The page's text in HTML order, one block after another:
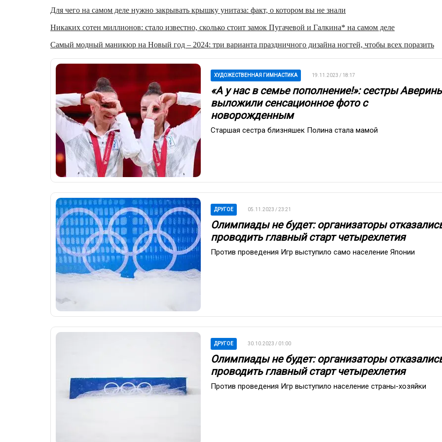
Для чего на самом деле нужно закрывать крышку унитаза: факт, о котором вы не знали
Никаких сотен миллионов: стало известно, сколько стоит замок Пугачевой и Галкина* на самом деле
Самый модный маникюр на Новый год – 2024: три варианта праздничного дизайна ногтей, чтобы всех поразить
ХУДОЖЕСТВЕННАЯ ГИМНАСТИКА 19.11.2023 / 18:17
«А у нас в семье пополнение!»: сестры
выложили сенсационное фото с
новорожденным
Старшая сестра близняшек Полина стала мамой
ДРУГОЕ 05.11.2023 / 23:21
Олимпиады не будет: организаторы
проводить главный старт четырехлетия
Против проведения Игр выступило само население Японии
ДРУГОЕ 30.10.2023 / 01:00
Олимпиады не будет: организаторы
проводить главный старт четырехлетия
Против проведения Игр выступило население страны-хозяйки